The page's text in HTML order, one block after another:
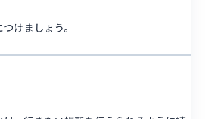
けましょう。